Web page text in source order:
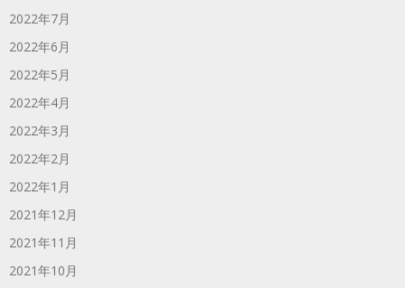
2022年7月
2022年6月
2022年5月
2022年4月
2022年3月
2022年2月
2022年1月
2021年12月
2021年11月
2021年10月